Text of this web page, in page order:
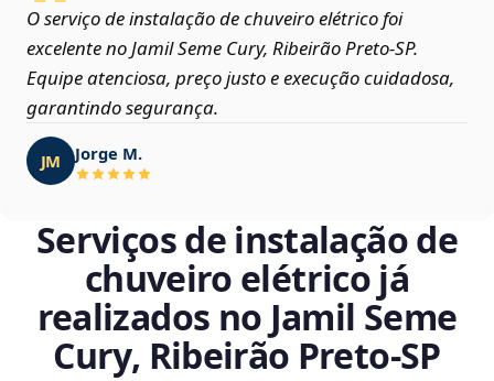
O serviço de instalação de chuveiro elétrico foi
excelente no Jamil Seme Cury, Ribeirão Preto‑SP.
Equipe atenciosa, preço justo e execução cuidadosa,
garantindo segurança.
JM Jorge M.
Serviços de instalação de
chuveiro elétrico já
realizados no Jamil Seme
Cury, Ribeirão Preto‑SP